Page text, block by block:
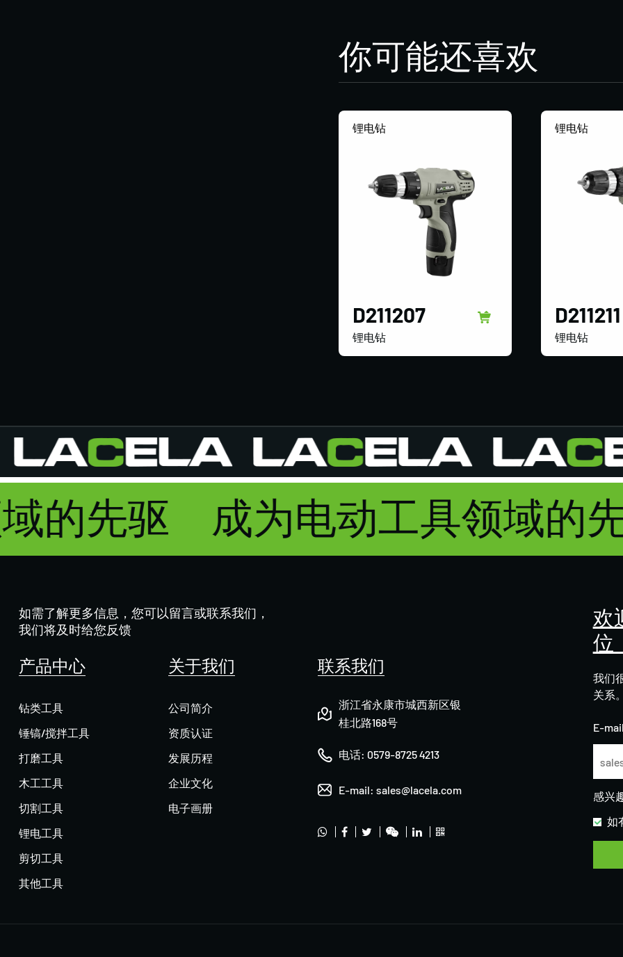
你可能还喜欢
锂电钻
D211207
锂电钻
锂电钻
D211211
锂电钻
成为电动工具领域的
的先驱
如需了解更多信息，您可以留言或联系我们，
我们将及时给您反馈
产品中心
钻类工具
锤镐/搅拌工具
打磨工具
木工工具
切割工具
锂电工具
剪切工具
其他工具
关于我们
公司简介
资质认证
发展历程
企业文化
电子画册
联系我们
浙江省永康市城西新区银
桂北路168号
电话: 0579-8725 4213
E-mail: sales@lacela.com
欢
位
我们
关系
E-
感兴
如